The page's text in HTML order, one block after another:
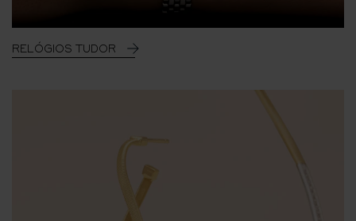
RELÓGIOS TUDOR